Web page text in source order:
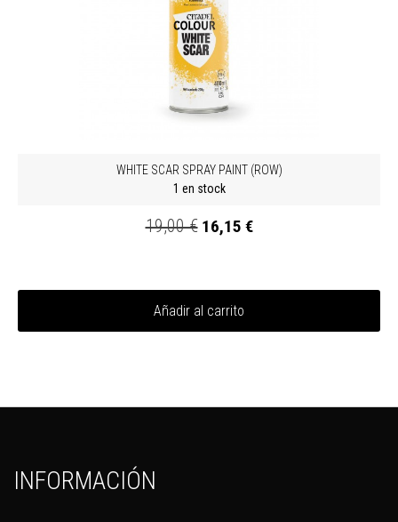
WHITE SCAR SPRAY PAINT (ROW)
1 en stock
19,00 € 16,15 €
Añadir al carrito
INFORMACIÓN